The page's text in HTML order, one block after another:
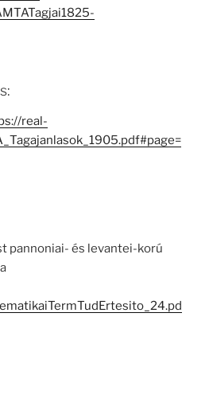
real-
pannoniai- és levantei-korú